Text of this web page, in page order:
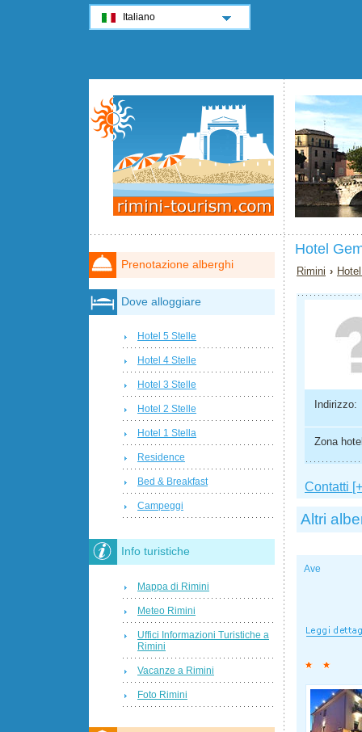
Hotel
Rimini ›
Indirizzo:
Zona
Contatti
Altri
Ave
Prenotazione alberghi
Dove alloggiare
Hotel 5 Stelle
Hotel 4 Stelle
Hotel 3 Stelle
Hotel 2 Stelle
Hotel 1 Stella
Residence
Bed & Breakfast
Campeggi
Info turistiche
Mappa di Rimini
Meteo Rimini
Uffici Informazioni Turistiche a
Rimini
Vacanze a Rimini
Foto Rimini
Italiano